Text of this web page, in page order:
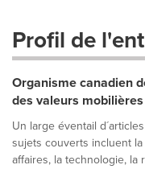
Profil de
Organisme canadien
des valeurs
Un large éventail
sujets couverts incluent
affaires, la technologie,